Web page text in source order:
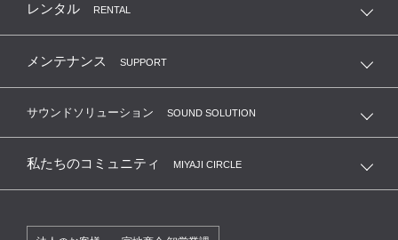
レンタル RENTAL
メンテナンス SUPPORT
サウンドソリューション SOUND SOLUTION
私たちのコミュニティ MIYAJI CIRCLE